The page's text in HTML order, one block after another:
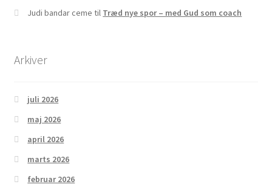
Judi bandar ceme til Træd nye spor – med Gud som coach
Arkiver
juli 2026
maj 2026
april 2026
marts 2026
februar 2026